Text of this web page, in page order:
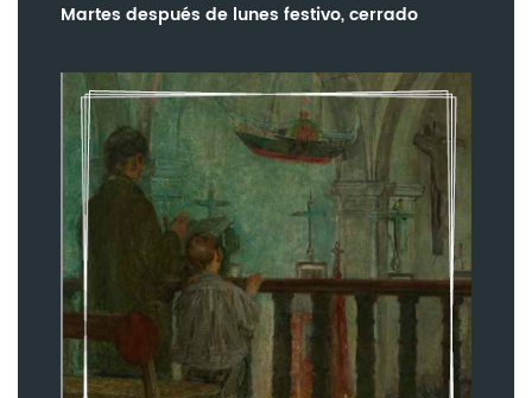
Martes después de lunes festivo, cerrado